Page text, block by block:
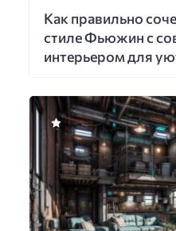
Как правильно
стиле Фьюжин с
интерьером для